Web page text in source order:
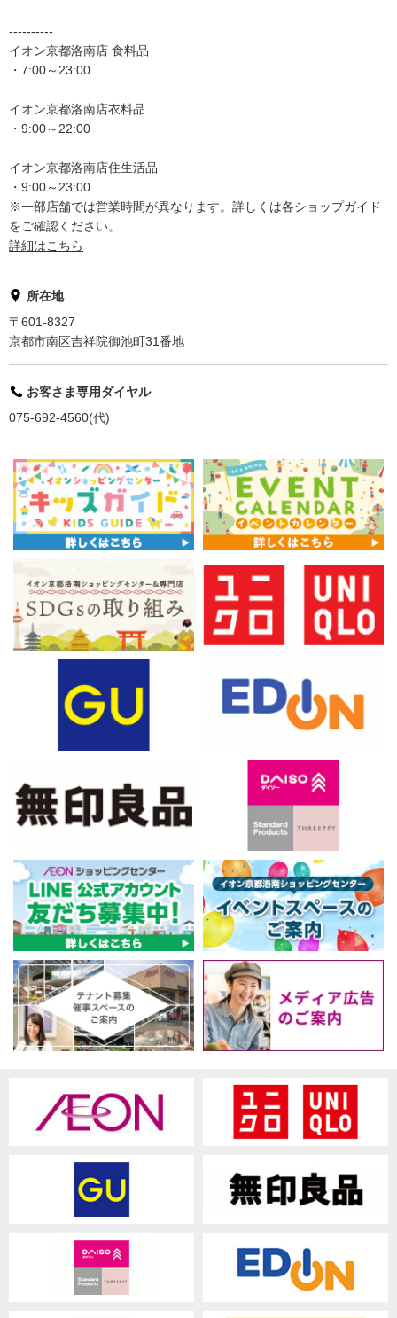
----------
イオン京都洛南店 食料品
・7:00～23:00
イオン京都洛南店衣料品
・9:00～22:00
イオン京都洛南店住生活品
・9:00～23:00
※一部店舗では営業時間が異なります。詳しくは各ショップガイド
をご確認ください。
詳細はこちら
所在地
〒601-8327
京都市南区吉祥院御池町31番地
お客さま専用ダイヤル
075-692-4560(代)